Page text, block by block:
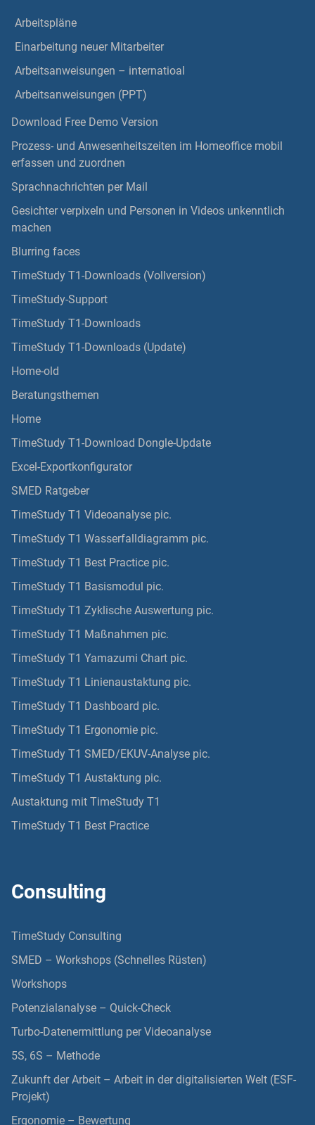
Arbeitspläne
Einarbeitung neuer Mitarbeiter
Arbeitsanweisungen – internatioal
Arbeitsanweisungen (PPT)
Download Free Demo Version
Prozess- und Anwesenheitszeiten im Homeoffice mobil
erfassen und zuordnen
Sprachnachrichten per Mail
Gesichter verpixeln und Personen in Videos unkenntlich
machen
Blurring faces
TimeStudy T1-Downloads (Vollversion)
TimeStudy-Support
TimeStudy T1-Downloads
TimeStudy T1-Downloads (Update)
Home-old
Beratungsthemen
Home
TimeStudy T1-Download Dongle-Update
Excel-Exportkonfigurator
SMED Ratgeber
TimeStudy T1 Videoanalyse pic.
TimeStudy T1 Wasserfalldiagramm pic.
TimeStudy T1 Best Practice pic.
TimeStudy T1 Basismodul pic.
TimeStudy T1 Zyklische Auswertung pic.
TimeStudy T1 Maßnahmen pic.
TimeStudy T1 Yamazumi Chart pic.
TimeStudy T1 Linienaustaktung pic.
TimeStudy T1 Dashboard pic.
TimeStudy T1 Ergonomie pic.
TimeStudy T1 SMED/EKUV-Analyse pic.
TimeStudy T1 Austaktung pic.
Austaktung mit TimeStudy T1
TimeStudy T1 Best Practice
Consulting
TimeStudy Consulting
SMED – Workshops (Schnelles Rüsten)
Workshops
Potenzialanalyse – Quick-Check
Turbo-Datenermittlung per Videoanalyse
5S, 6S – Methode
Zukunft der Arbeit – Arbeit in der digitalisierten Welt (ESF-
Projekt)
Ergonomie – Bewertung